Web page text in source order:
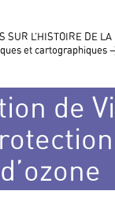
SUR L’HISTOIRE DE
et cartographiques
de